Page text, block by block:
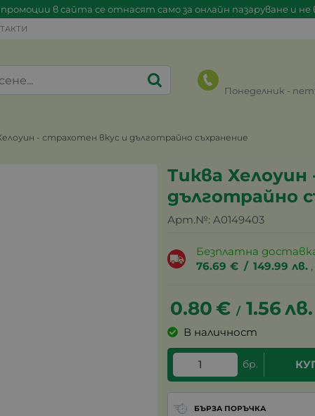
в сайта се отнасят само за онлайн пазаруване и
Понеделник -
- страхотен вкус и дълготрайно съхранение
Тиква
дълготрайно
Арт.№: A0149403
Безплатна
76.69 € / 149.99 лв.
0.80€ / 1.56лв.
В наличност
бр.
БЪРЗА ПОРЪЧКА